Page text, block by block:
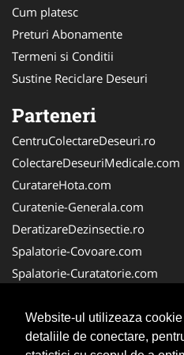
Website-ul utilizeaza
detaliile de conectare,
Cum platesc
Preturi Abonamente
Termeni si Conditii
Sustine Reciclare Deseuri
Parteneri
CentruColectareDeseuri.ro
ColectareDeseuriMedicale.com
CuratareHota.com
Curatenie-Generala.com
DeratizareDezinsectie.ro
Spalatorie-Covoare.com
Spalatorie-Curatatorie.com
FirmaDeratizare.ro
Service-Reparatii.com